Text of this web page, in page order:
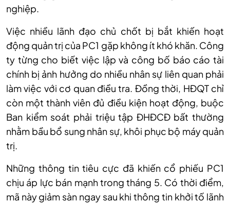
nghiệp.
Việc nhiều lãnh đạo chủ chốt bị bắt khiến hoạt
động quản trị của PC1 gặp không ít khó khăn. Công
ty từng cho biết việc lập và công bố báo cáo tài
chính bị ảnh hưởng do nhiều nhân sự liên quan phải
làm việc với cơ quan điều tra. Đồng thời, HĐQT chỉ
còn một thành viên đủ điều kiện hoạt động, buộc
Ban kiểm soát phải triệu tập ĐHĐCĐ bất thường
nhằm bầu bổ sung nhân sự, khôi phục bộ máy quản
trị.
Những thông tin tiêu cực đã khiến cổ phiếu PC1
chịu áp lực bán mạnh trong tháng 5. Có thời điểm,
mã này giảm sàn ngay sau khi thông tin khởi tố lãnh